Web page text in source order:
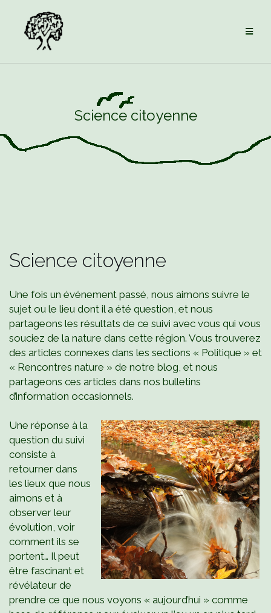
contenu
Science citoyenne
Science citoyenne
Une fois un événement passé, nous aimons suivre le
sujet ou le lieu dont il a été question, et nous
partageons les résultats de ce suivi avec vous qui vous
souciez de la nature dans cette région. Vous trouverez
des articles connexes dans les sections « Politique » et
« Rencontres nature » de notre blog, et nous
partageons ces articles dans nos bulletins
d’information occasionnels.
Une réponse à la
question du suivi
consiste à
retourner dans
les lieux que nous
aimons et à
observer leur
évolution, voir
comment ils se
portent… Il peut
être fascinant et
révélateur de
prendre ce que nous voyons « aujourd’hui » comme